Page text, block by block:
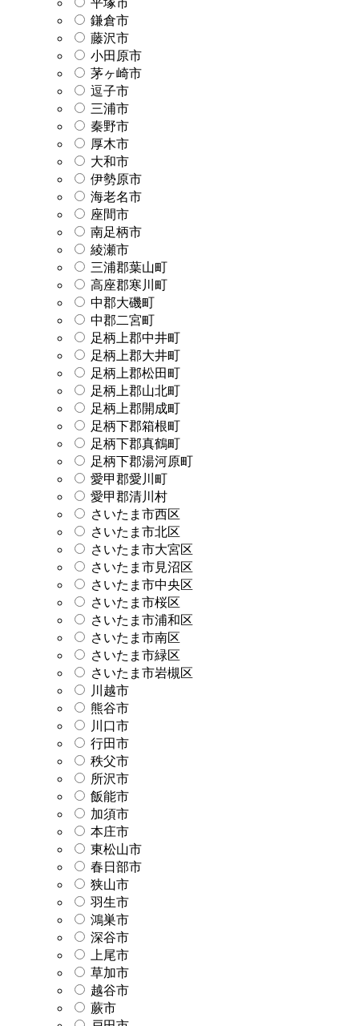
鎌倉市
藤沢市
小田原市
茅ヶ崎市
逗子市
三浦市
秦野市
厚木市
大和市
伊勢原市
海老名市
座間市
南足柄市
綾瀬市
三浦郡葉山町
高座郡寒川町
中郡大磯町
中郡二宮町
足柄上郡中井町
足柄上郡大井町
足柄上郡松田町
足柄上郡山北町
足柄上郡開成町
足柄下郡箱根町
足柄下郡真鶴町
足柄下郡湯河原町
愛甲郡愛川町
愛甲郡清川村
さいたま市西区
さいたま市北区
さいたま市大宮区
さいたま市見沼区
さいたま市中央区
さいたま市桜区
さいたま市浦和区
さいたま市南区
さいたま市緑区
さいたま市岩槻区
川越市
熊谷市
川口市
行田市
秩父市
所沢市
飯能市
加須市
本庄市
東松山市
春日部市
狭山市
羽生市
鴻巣市
深谷市
上尾市
草加市
越谷市
蕨市